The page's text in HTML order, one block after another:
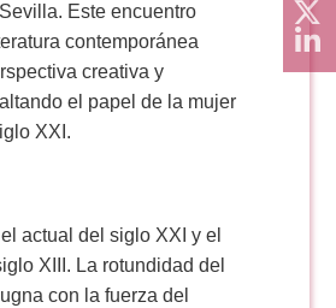
Este encuentro
contemporánea
creativa y
el papel de la mujer
XXI.
actual del siglo XXI y el
XIII. La rotundidad del
con la fuerza del